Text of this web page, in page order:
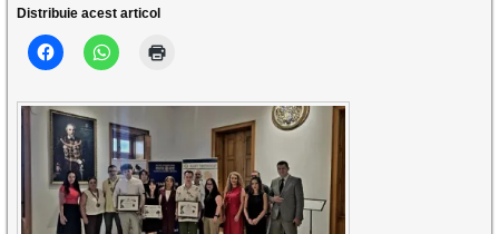
Distribuie acest articol